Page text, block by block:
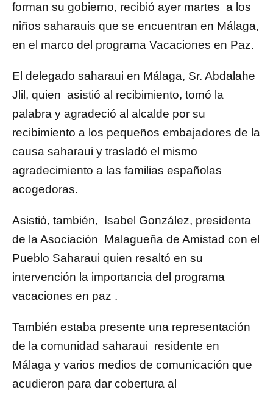
forman su gobierno, recibió ayer martes a los
niños saharauis que se encuentran en Málaga,
en el marco del programa Vacaciones en Paz.
El delegado saharaui en Málaga, Sr. Abdalahe
Jlil, quien asistió al recibimiento, tomó la
palabra y agradeció al alcalde por su
recibimiento a los pequeños embajadores de la
causa saharaui y trasladó el mismo
agradecimiento a las familias españolas
acogedoras.
Asistió, también, Isabel González, presidenta
de la Asociación Malagueña de Amistad con el
Pueblo Saharaui quien resaltó en su
intervención la importancia del programa
vacaciones en paz .
También estaba presente una representación
de la comunidad saharaui residente en
Málaga y varios medios de comunicación que
acudieron para dar cobertura al